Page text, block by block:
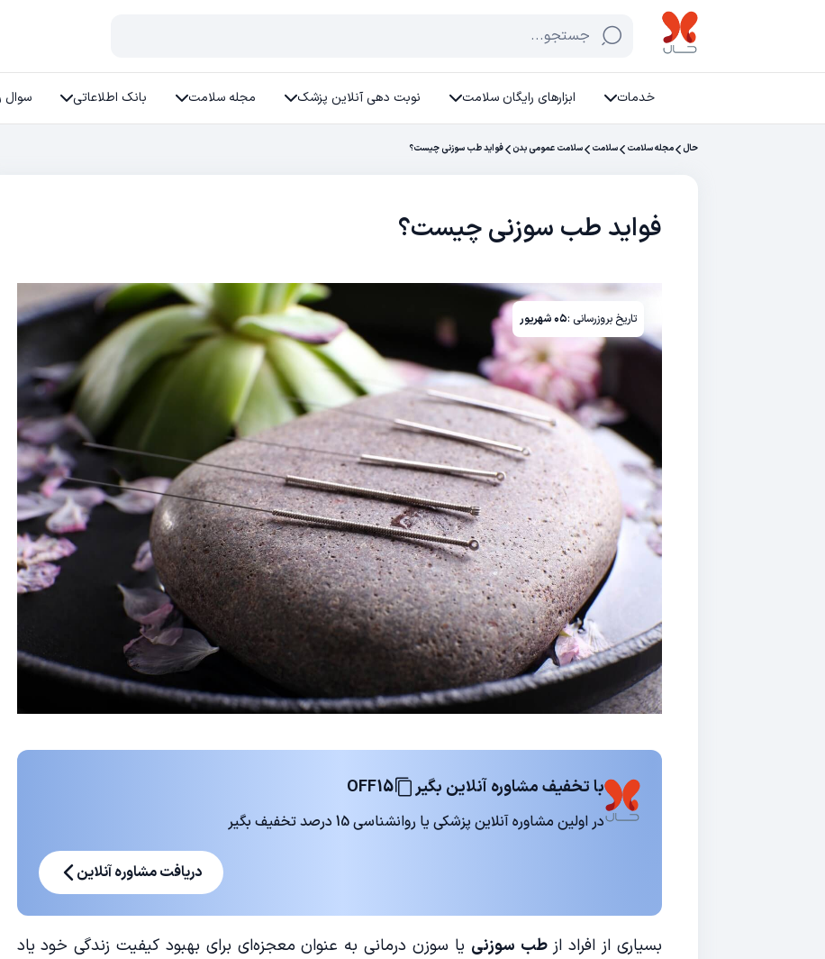
جستجو...
خدمات ابزارهای رایگان سلامت نوبت دهی آنلاین پزشک مجله سلامت بانک اطلاعاتی سوال
حال مجله سلامت سلامت سلامت عمومی بدن فواید طب سوزنی چیست؟
فواید طب سوزنی چیست؟
تاریخ بروزرسانی :۰۵ شهریور
با تخفیف مشاوره آنلاین بگیر OFF15
در اولین مشاوره آنلاین پزشکی یا روانشناسی 15 درصد تخفیف بگیر
دریافت مشاوره آنلاین
بسیاری از افراد ازطب سوزنی یا سوزن درمانی به عنوان معجزه‌ای برای بهبود کیفیت زندگی خود یاد